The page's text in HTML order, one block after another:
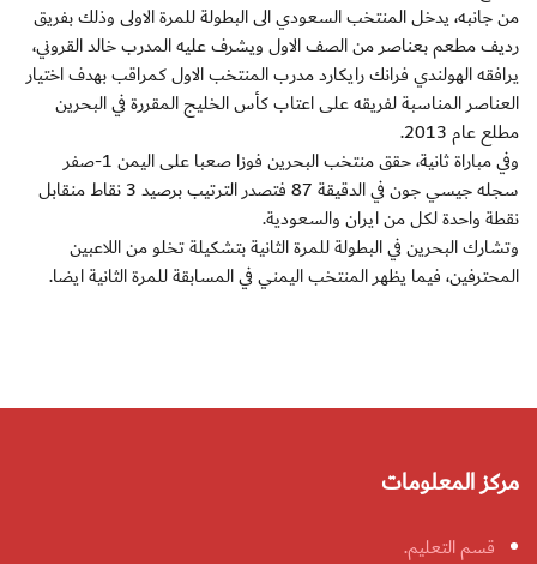
من جانبه، يدخل المنتخب السعودي الى البطولة للمرة الاولى وذلك بفريق
رديف مطعم بعناصر من الصف الاول ويشرف عليه المدرب خالد القروني،
يرافقه الهولندي فرانك رايكارد مدرب المنتخب الاول كمراقب بهدف اختيار
العناصر المناسبة لفريقه على اعتاب كأس الخليج المقررة في البحرين
مطلع عام 2013.
وفي مباراة ثانية، حقق منتخب البحرين فوزا صعبا على اليمن 1-صفر
سجله جيسي جون في الدقيقة 87 فتصدر الترتيب برصيد 3 نقاط منقابل
نقطة واحدة لكل من ايران والسعودية.
وتشارك البحرين في البطولة للمرة الثانية بتشكيلة تخلو من اللاعبين
المحترفين، فيما يظهر المنتخب اليمني في المسابقة للمرة الثانية ايضا.
مركز المعلومات
قسم التعليم.